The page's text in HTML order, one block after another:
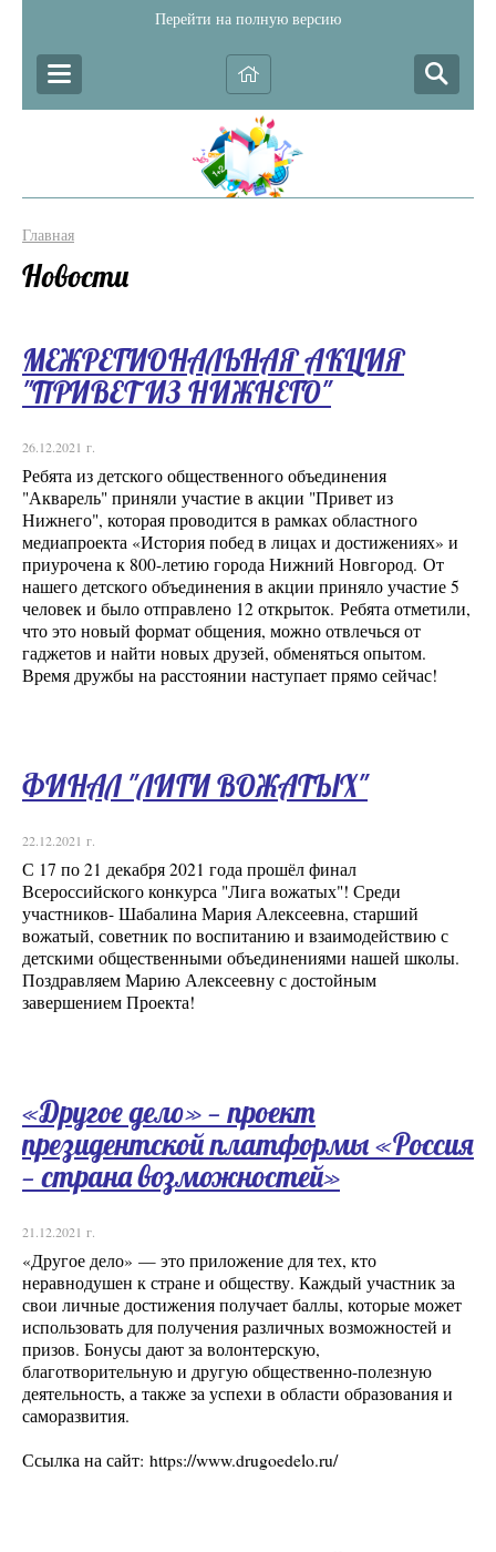
Перейти на полную версию
Главная
Новости
МЕЖРЕГИОНАЛЬНАЯ АКЦИЯ
"ПРИВЕТ ИЗ НИЖНЕГО"
26.12.2021 г.
Ребята из детского общественного объединения
"Акварель" приняли участие в акции "Привет из
Нижнего", которая проводится в рамках областного
медиапроекта «История побед в лицах и достижениях» и
приурочена к 800-летию города Нижний Новгород. От
нашего детского объединения в акции приняло участие 5
человек и было отправлено 12 открыток. Ребята отметили,
что это новый формат общения, можно отвлечься от
гаджетов и найти новых друзей, обменяться опытом.
Время дружбы на расстоянии наступает прямо сейчас!
ФИНАЛ "ЛИГИ ВОЖАТЫХ"
22.12.2021 г.
С 17 по 21 декабря 2021 года прошёл финал
Всероссийского конкурса "Лига вожатых"! Среди
участников- Шабалина Мария Алексеевна, старший
вожатый, советник по воспитанию и взаимодействию с
детскими общественными объединениями нашей школы.
Поздравляем Марию Алексеевну с достойным
завершением Проекта!
«Другое дело» — проект
президентской платформы «Россия
— страна возможностей»
21.12.2021 г.
«Другое дело» — это приложение для тех, кто
неравнодушен к стране и обществу. Каждый участник за
свои личные достижения получает баллы, которые может
использовать для получения различных возможностей и
призов. Бонусы дают за волонтерскую,
благотворительную и другую общественно-полезную
деятельность, а также за успехи в области образования и
саморазвития.
Ссылка на сайт: https://www.drugoedelo.ru/